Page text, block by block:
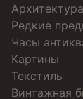
Редкие
Часы
Картины
Текстиль
Винтажная